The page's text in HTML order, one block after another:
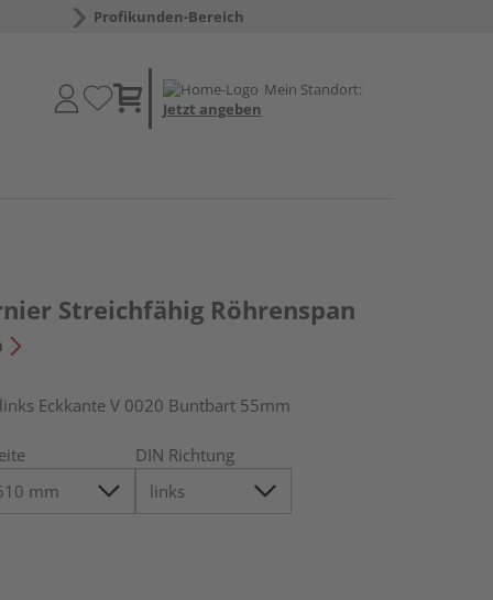
Profikunden-Bereich
Mein Standort:
Jetzt angeben
Streichfähig Röhrenspan
Eckkante V 0020 Buntbart 55mm
DIN Richtung